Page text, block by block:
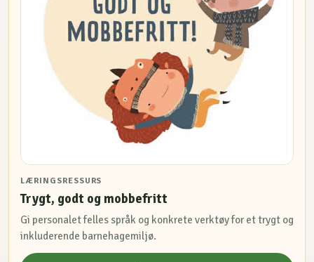
LÆRINGSRESSURS
Trygt, godt og mobbefritt
Gi personalet felles språk og konkrete verktøy for et trygt og
inkluderende barnehagemiljø.